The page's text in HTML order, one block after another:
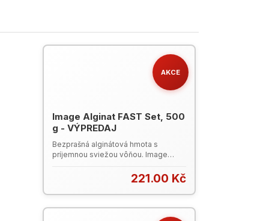
AKCE
Image Alginat FAST Set, 500
g - VÝPREDAJ
Bezprašná alginátová hmota s
príjemnou sviežou vôňou. Image
bubliniek s hladkým povrchom
zelenej farby. Odtlačky sú dobre
čitateľné. Image Alginate obsahuje
špeciálne častice, ktoré zaručujú
presnú rýchlosť absorpcie. Všetky
221.00 Kč